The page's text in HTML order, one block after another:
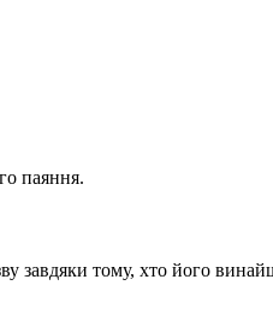
паяння.
завдяки тому, хто його